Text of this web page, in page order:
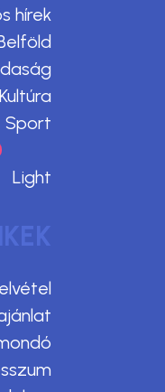
hírek
Kultúra
Sport
Light